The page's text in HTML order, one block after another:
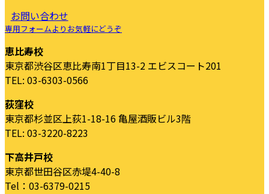
お問い合わせ
専用フォームよりお気軽にどうぞ
恵比寿校
東京都渋谷区恵比寿南1丁目13-2 エビスコート201
TEL: 03-6303-0566
荻窪校
東京都杉並区上荻1-18-16 亀屋酒販ビル3階
TEL: 03-3220-8223
下高井戸校
東京都世田谷区赤堤4-40-8
Tel：03-6379-0215